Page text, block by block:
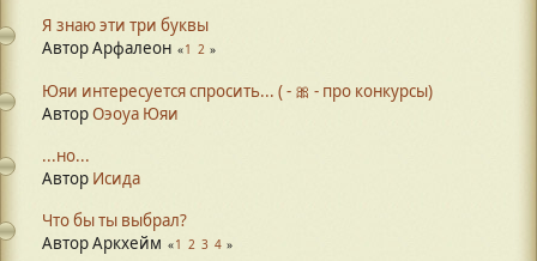
Я знаю эти три буквы
Автор Арфалеон
1 2
Юяи интересуется спросить... ( - 🎀 - про конкурсы)
АвторОэоуа Юяи
...но...
Автор Исида
Что бы ты выбрал?
Автор Аркхейм
1 2 3 4